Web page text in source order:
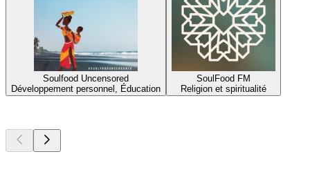
Soulfood Uncensored
Développement personnel, Éducation
SoulFood FM
Religion et spiritualité